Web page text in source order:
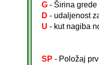
G - Širina grede
D - udaljenost
U - kut nagiba
SP - Položaj